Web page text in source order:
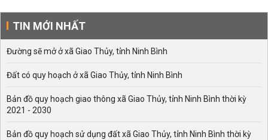
TIN MỚI NHẤT
Đường sẽ mở ở xã Giao Thủy, tỉnh Ninh Bình
Đất có quy hoạch ở xã Giao Thủy, tỉnh Ninh Bình
Bản đồ quy hoạch giao thông xã Giao Thủy, tỉnh Ninh Bình thời kỳ
2021 - 2030
Bản đồ quy hoạch sử dụng đất xã Giao Thủy, tỉnh Ninh Bình thời kỳ